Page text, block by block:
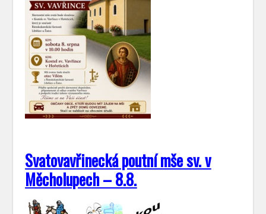
Svatovavřinecká poutní mše sv. v
Měcholupech – 8.8.